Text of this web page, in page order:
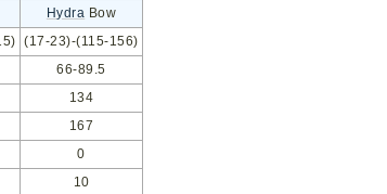
Hydra Bow
(17-23)-(115-156)
66-89.5
134
167
0
10